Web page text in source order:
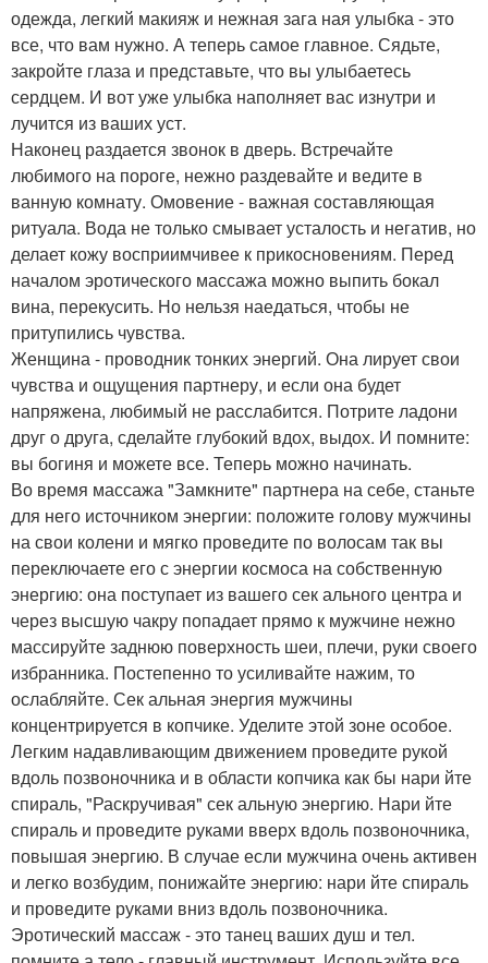
одежда, легкий макияж и нежная зага ная улыбка - это
все, что вам нужно. А теперь самое главное. Сядьте,
закройте глаза и представьте, что вы улыбаетесь
сердцем. И вот уже улыбка наполняет вас изнутри и
лучится из ваших уст.
Наконец раздается звонок в дверь. Встречайте
любимого на пороге, нежно раздевайте и ведите в
ванную комнату. Омовение - важная составляющая
ритуала. Вода не только смывает усталость и негатив, но
делает кожу восприимчивее к прикосновениям. Перед
началом эротического массажа можно выпить бокал
вина, перекусить. Но нельзя наедаться, чтобы не
притупились чувства.
Женщина - проводник тонких энергий. Она лирует свои
чувства и ощущения партнеру, и если она будет
напряжена, любимый не расслабится. Потрите ладони
друг о друга, сделайте глубокий вдох, выдох. И помните:
вы богиня и можете все. Теперь можно начинать.
Во время массажа "Замкните" партнера на себе, станьте
для него источником энергии: положите голову мужчины
на свои колени и мягко проведите по волосам так вы
переключаете его с энергии космоса на собственную
энергию: она поступает из вашего сек ального центра и
через высшую чакру попадает прямо к мужчине нежно
массируйте заднюю поверхность шеи, плечи, руки своего
избранника. Постепенно то усиливайте нажим, то
ослабляйте. Сек альная энергия мужчины
концентрируется в копчике. Уделите этой зоне особое.
Легким надавливающим движением проведите рукой
вдоль позвоночника и в области копчика как бы нари йте
спираль, "Раскручивая" сек альную энергию. Нари йте
спираль и проведите руками вверх вдоль позвоночника,
повышая энергию. В случае если мужчина очень активен
и легко возбудим, понижайте энергию: нари йте спираль
и проведите руками вниз вдоль позвоночника.
Эротический массаж - это танец ваших душ и тел.